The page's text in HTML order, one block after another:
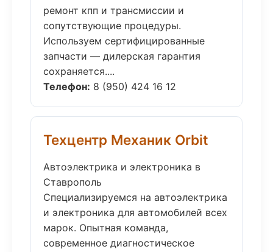
ремонт кпп и трансмиссии и
сопутствующие процедуры.
Используем сертифицированные
запчасти — дилерская гарантия
сохраняется....
Телефон: 8 (950) 424 16 12
Техцентр Механик Orbit
Автоэлектрика и электроника в
Ставрополь
Специализируемся на автоэлектрика
и электроника для автомобилей всех
марок. Опытная команда,
современное диагностическое